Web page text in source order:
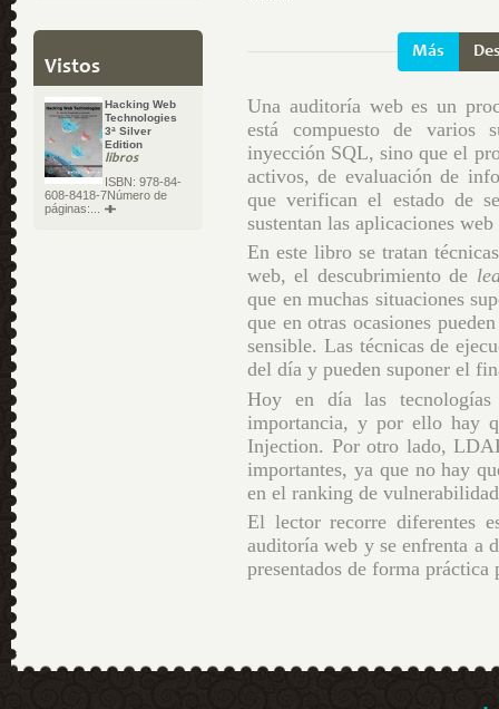
Vistos
Hacking Web
Technologies
3ª Silver
Edition
libros
ISBN: 978-84-
608-8418-7Número de
páginas:...
Más
Una auditoría web es un
está compuesto de varios
inyección SQL, sino que el
activos, de evaluación de
que verifican el estado de
sustentan las aplicaciones
En este libro se tratan
web, el descubrimiento de
que en muchas situaciones
que en otras ocasiones
sensible. Las técnicas de
del día y pueden suponer el
Hoy en día las tecnologías
importancia, y por ello hay
Injection. Por otro lado,
importantes, ya que no hay
en el ranking de
El lector recorre diferentes
auditoría web y se enfrenta a
presentados de forma